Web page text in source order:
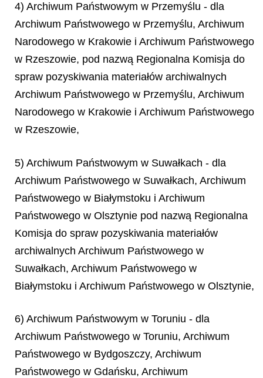
4) Archiwum Państwowym w Przemyślu - dla
Archiwum Państwowego w Przemyślu, Archiwum
Narodowego w Krakowie i Archiwum Państwowego
w Rzeszowie, pod nazwą Regionalna Komisja do
spraw pozyskiwania materiałów archiwalnych
Archiwum Państwowego w Przemyślu, Archiwum
Narodowego w Krakowie i Archiwum Państwowego
w Rzeszowie,
5) Archiwum Państwowym w Suwałkach - dla
Archiwum Państwowego w Suwałkach, Archiwum
Państwowego w Białymstoku i Archiwum
Państwowego w Olsztynie pod nazwą Regionalna
Komisja do spraw pozyskiwania materiałów
archiwalnych Archiwum Państwowego w
Suwałkach, Archiwum Państwowego w
Białymstoku i Archiwum Państwowego w Olsztynie,
6) Archiwum Państwowym w Toruniu - dla
Archiwum Państwowego w Toruniu, Archiwum
Państwowego w Bydgoszczy, Archiwum
Państwowego w Gdańsku, Archiwum